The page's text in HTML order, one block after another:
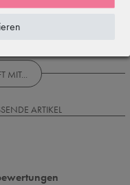
MIT...
ARTIKEL